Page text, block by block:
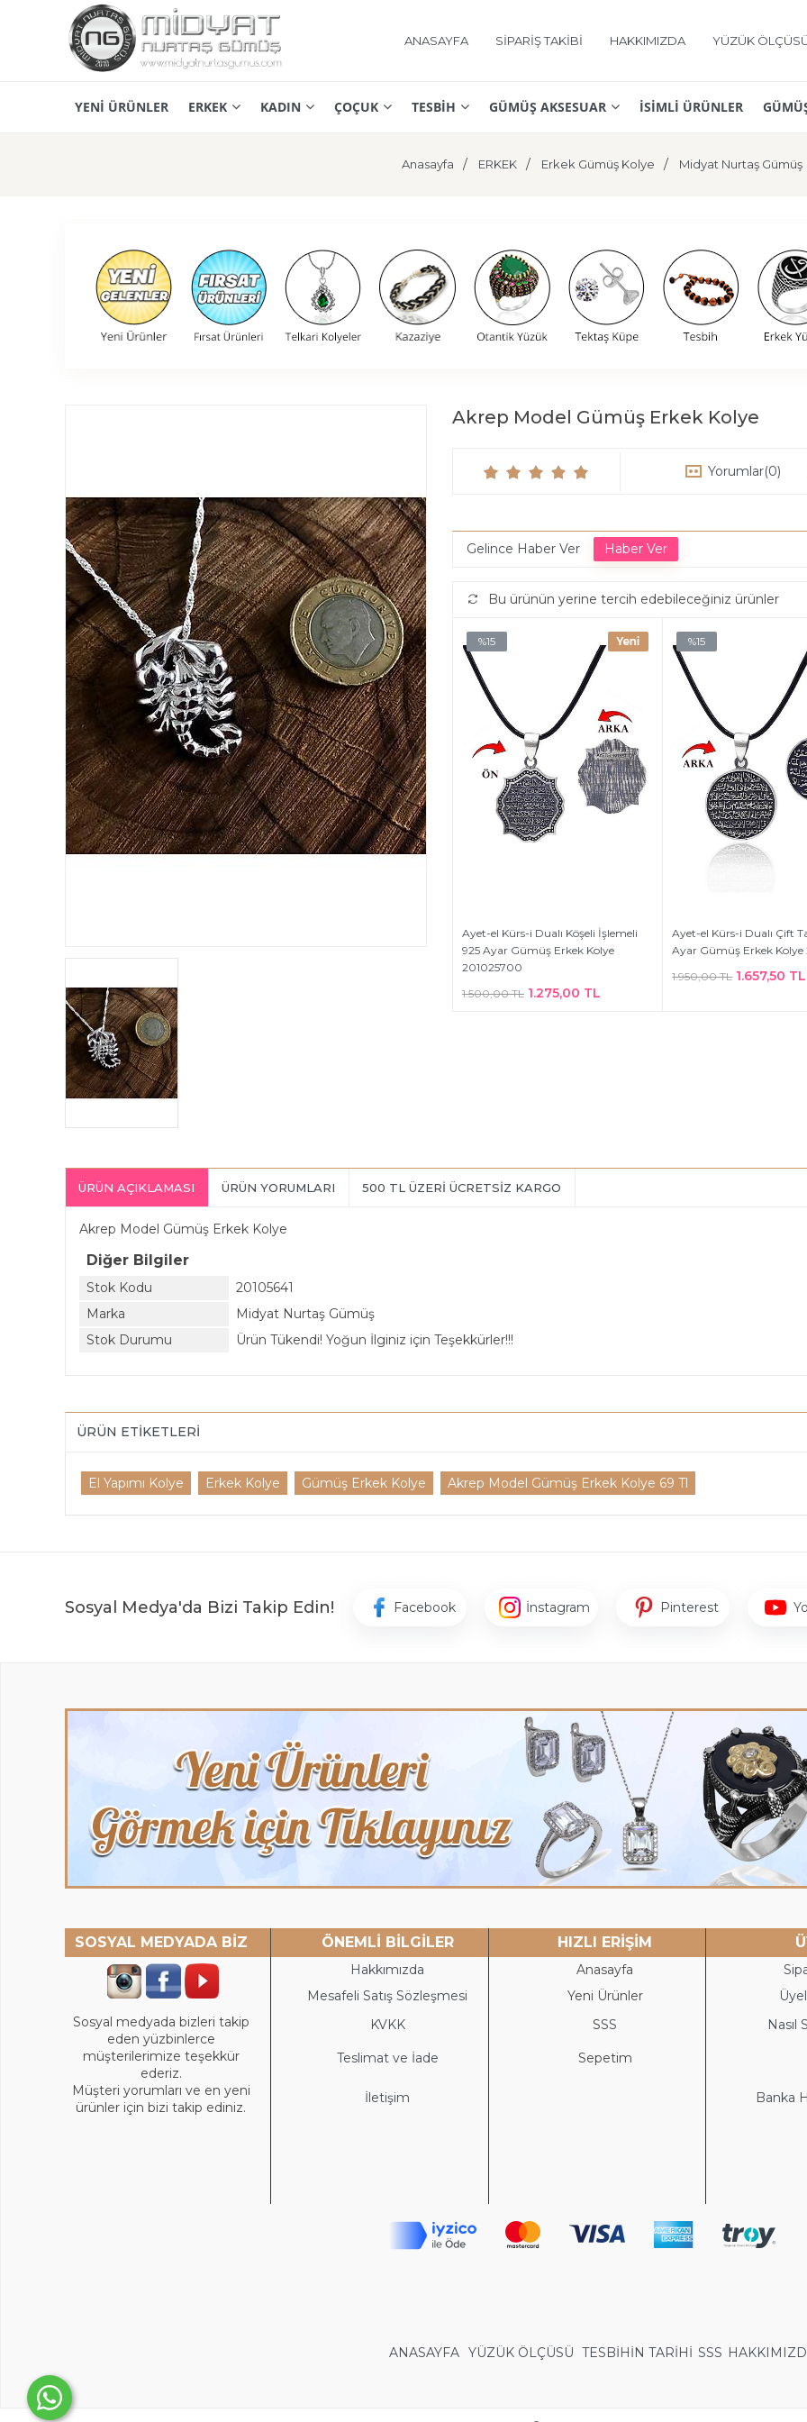
ANASAYFA SİPARİŞ TAKİBİ HAKKIMIZDA YÜZÜK
YENİ ÜRÜNLER ERKEK KADIN ÇOÇUK TESBİH GÜMÜŞ AKSESUAR İSİMLİ ÜRÜNLER
Anasayfa ERKEK Erkek Gümüş Kolye Midyat Nurtaş Gümüş
Akrep Model Gümüş Erkek Kolye
Yorumlar(0)
Gelince Haber Ver
Bu ürünün yerine tercih edebileceğiniz ürünler
%15
Ayet-el Kürs-i Dualı Köşeli İşlemeli
925 Ayar Gümüş Erkek Kolye
201025700
1.500,00 TL 1.275,00 TL
%15
Ayet-el Kürs-i Dualı Çift
Ayar Gümüş Erkek Kolye
1.950,00 TL 1.657,50 TL
ÜRÜN AÇIKLAMASI ÜRÜN YORUMLARI 500 TL ÜZERİ ÜCRETSİZ KARGO
Akrep Model Gümüş Erkek Kolye
Diğer Bilgiler
Stok Kodu
20105641
Marka
Midyat Nurtaş Gümüş
Stok Durumu
Ürün Tükendi! Yoğun İlginiz için Teşekkürler!!!
ÜRÜN ETIKETLERI
El Yapımı Kolye Erkek Kolye Gümüş Erkek Kolye Akrep Model Gümüş Erkek Kolye 69 Tl
Sosyal Medya'da Bizi Takip Edin! Facebook İnstagram Pinterest
SOSYAL MEDYADA BİZ ÖNEMLİ BİLGİLER HIZLI ERİŞİM
Hakkımızda Anasayfa
Mesafeli Satış Sözleşmesi Yeni Ürünler
Sosyal medyada bizleri takip
eden yüzbinlerce
müşterilerimize teşekkür
ederiz.
Müşteri yorumları ve en yeni
ürünler için bizi takip ediniz.
KVKK SSS Nasıl
Teslimat ve İade Sepetim
İletişim Banka
ANASAYFA YÜZÜK ÖLÇÜSÜ TESBİHİN TARİHİ SSS